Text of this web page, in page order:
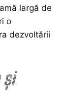
largă de
o
dezvoltării